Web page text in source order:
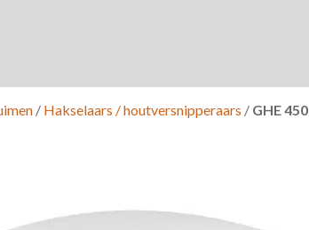
/ Hakselaars / houtversnipperaars / GHE 450